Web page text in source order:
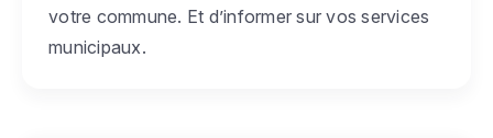
votre commune. Et d’informer sur vos services
municipaux.